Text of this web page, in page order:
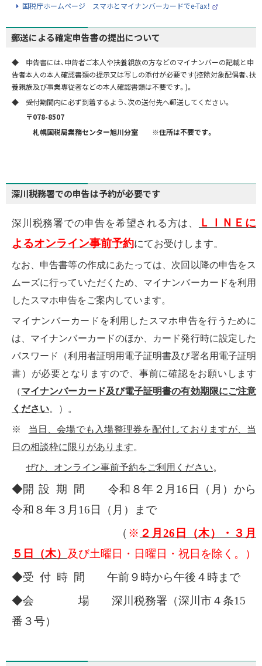
国税庁ホームページ スマホとマイナンバーカードでe-Tax！
部
郵送による確定申告書の提出について
◆ 申告書には、申告者ご本人や扶養親族の方などのマイナンバーの記載と申
告者本人の本人確認書類の提示又は写しの添付が必要です(控除対象配偶者、扶
養親族及び事業専従者などの本人確認書類は不要です。)。
◆ 受付期間内に必ず到着するよう、次の送付先へ郵送してください。
〒078-8507
札幌国税局業務センター旭川分室 ※住所は不要です。
深川税務署での申告は予約が必要です
深川税務署での申告を希望される方は、
ＬＩＮＥに
よるオンライン事前予約にてお受けします。
なお、申告書等の作成にあたっては、次回以降の申告をス
ムーズに行っていただくため、マイナンバーカードを利用
したスマホ申告をご案内しています。
マイナンバーカードを利用したスマホ申告を行うために
は、マイナンバーカードのほか、カード発行時に設定した
パスワード（利用者証明用電子証明書及び署名用電子証明
書）が必要となりますので、事前に確認をお願いします
（マイナンバーカード及び電子証明書の有効期限にご注意
ください。）。
※
当日、会場でも入場整理券を配付しておりますが、当
日の相談枠に限りがあります。
ぜひ、オンライン事前予約をご利用ください。
◆開 設 期 間 令和８年２月 16 日（月）から
令和８年３月 16 日（月）まで
（ ※ ２月 26 日（木）・３月
５日（木） 及び土曜日・日曜日・祝日を除く。）
◆受 付 時 間 午前９時から午後４時まで
◆会 場 深川税務署（深川市４条15
番３号）